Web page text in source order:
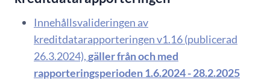
Innehållsvalideringen av
kreditdatarapporteringen v1.16 (publicerad
26.3.2024),gäller från och med
rapporteringsperioden 1.6.2024 - 28.2.2025